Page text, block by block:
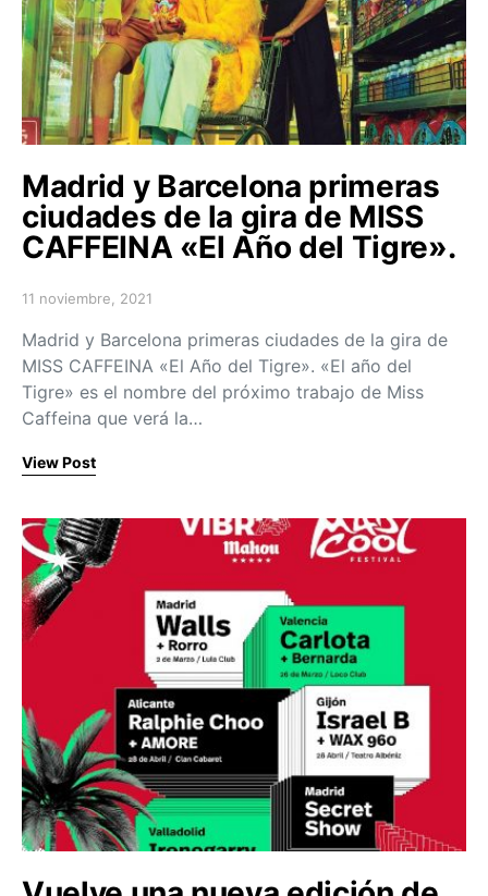
Madrid y Barcelona primeras
ciudades de la gira de MISS
CAFFEINA «El Año del Tigre».
Posted on
11 noviembre, 2021
Madrid y Barcelona primeras ciudades de la gira de
MISS CAFFEINA «El Año del Tigre». «El año del
Tigre» es el nombre del próximo trabajo de Miss
Caffeina que verá la…
View Post